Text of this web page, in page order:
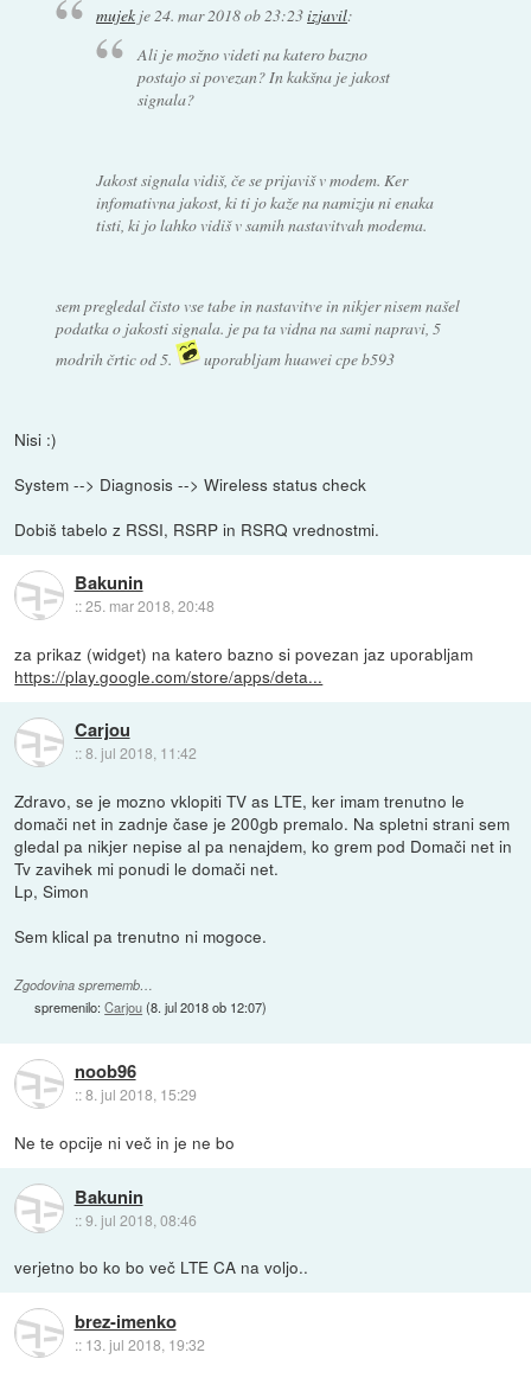
mujek je24. mar 2018 ob 23:23izjavil:
Ali je možno videti na katero bazno
postajo si povezan? In kakšna je jakost
signala?
Jakost signala vidiš, če se prijaviš v modem. Ker
infomativna jakost, ki ti jo kaže na namizju ni enaka
tisti, ki jo lahko vidiš v samih nastavitvah modema.
sem pregledal čisto vse tabe in nastavitve in nikjer nisem našel
podatka o jakosti signala. je pa ta vidna na sami napravi, 5
modrih črtic od 5.
uporabljam huawei cpe b593
Nisi :)
System --> Diagnosis --> Wireless status check
Dobiš tabelo z RSSI, RSRP in RSRQ vrednostmi.
Bakunin
::25. mar 2018, 20:48
za prikaz (widget) na katero bazno si povezan jaz uporabljam
https://play.google.com/store/apps/deta...
Carjou
::8. jul 2018, 11:42
Zdravo, se je mozno vklopiti TV as LTE, ker imam trenutno le
domači net in zadnje čase je 200gb premalo. Na spletni strani sem
gledal pa nikjer nepise al pa nenajdem, ko grem pod Domači net in
Tv zavihek mi ponudi le domači net.
Lp, Simon
Sem klical pa trenutno ni mogoce.
Zgodovina sprememb…
spremenilo:Carjou(8. jul 2018 ob 12:07)
noob96
::8. jul 2018, 15:29
Ne te opcije ni več in je ne bo
Bakunin
::9. jul 2018, 08:46
verjetno bo ko bo več LTE CA na voljo..
brez-imenko
:: 13. jul 2018, 19:32